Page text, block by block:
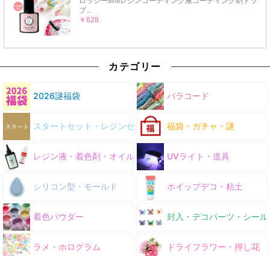
カテゴリー
2026謎福袋 パラコード
スタートセット・レジンセット 福袋・ガチャ・謎
レジン液・着色剤・オイル UVライト・道具
シリコン型・モールド ホイップデコ・粘土
着色パウダー 封入・デコパーツ・シール
ラメ・ホログラム ドライフラワー・押し花